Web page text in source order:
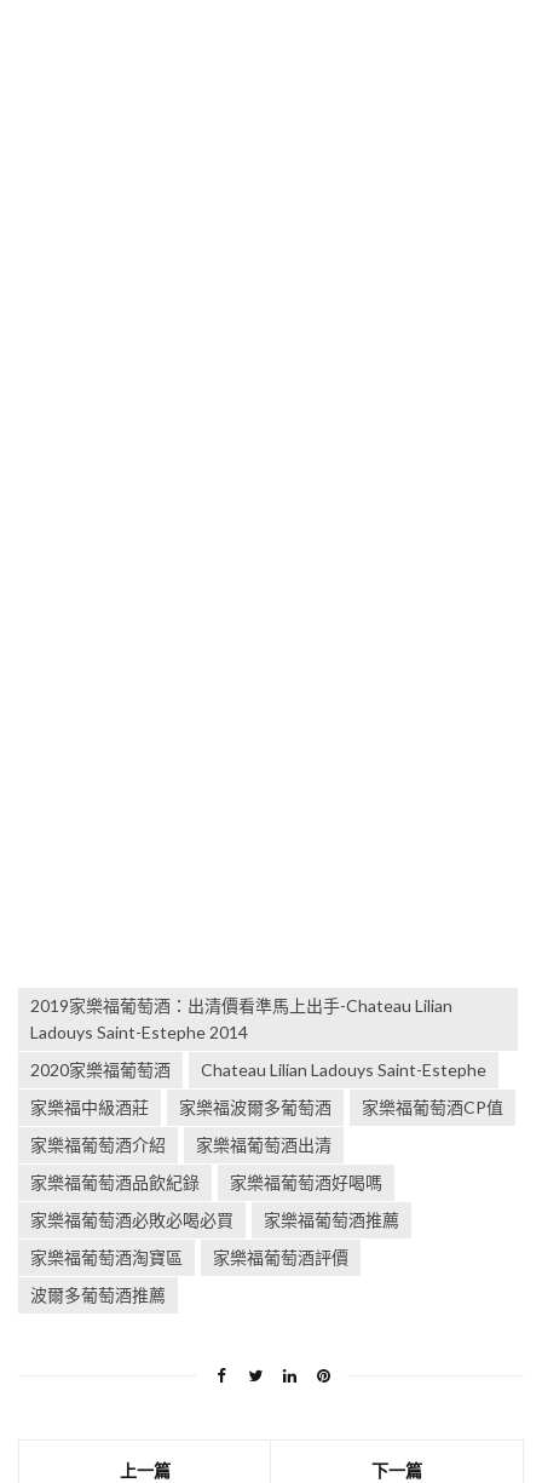
2019家樂福葡萄酒：出清價看準馬上出手-Chateau Lilian
Ladouys Saint-Estephe 2014
2020家樂福葡萄酒
Chateau Lilian Ladouys Saint-Estephe
家樂福中級酒莊
家樂福波爾多葡萄酒
家樂福葡萄酒CP值
家樂福葡萄酒介紹
家樂福葡萄酒出清
家樂福葡萄酒品飲紀錄
家樂福葡萄酒好喝嗎
家樂福葡萄酒必敗必喝必買
家樂福葡萄酒推薦
家樂福葡萄酒淘寶區
家樂福葡萄酒評價
波爾多葡萄酒推薦
上一篇 下一篇